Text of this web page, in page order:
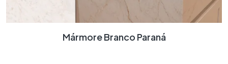
Mármore Branco Paraná